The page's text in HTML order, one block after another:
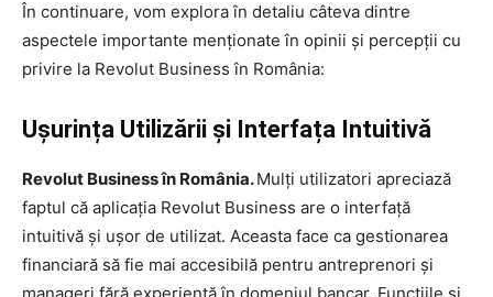
În continuare, vom explora în detaliu câteva dintre
aspectele importante menționate în opinii și percepții cu
privire la Revolut Business în România:
Ușurința Utilizării și Interfața Intuitivă
Revolut Business în România.Mulți utilizatori apreciază
faptul că aplicația Revolut Business are o interfață
intuitivă și ușor de utilizat. Aceasta face ca gestionarea
financiară să fie mai accesibilă pentru antreprenori și